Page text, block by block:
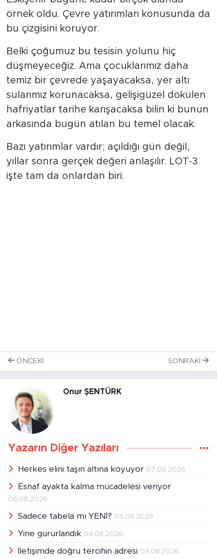
örnek oldu. Çevre yatırımları konusunda da
bu çizgisini koruyor.
Belki çoğumuz bu tesisin yolunu hiç
düşmeyeceğiz. Ama çocuklarımız daha
temiz bir çevrede yaşayacaksa, yer altı
sularımız korunacaksa, gelişigüzel dökülen
hafriyatlar tarihe karışacaksa bilin ki bunun
arkasında bugün atılan bu temel olacak.
Bazı yatırımlar vardır; açıldığı gün değil,
yıllar sonra gerçek değeri anlaşılır. LOT-3
işte tam da onlardan biri.
ÖNCEKI SONRAKI
Onur ŞENTÜRK
Yazarın Diğer Yazıları
Herkes elini taşın altına koyuyor 07.08.2026
Esnaf ayakta kalma mücadelesi veriyor
06.08.2026
Sadece tabela mı YENİ? 05.08.2026
Yine gururlandık 04.08.2026
İletişimde doğru tercihin adresi 03.08.2026